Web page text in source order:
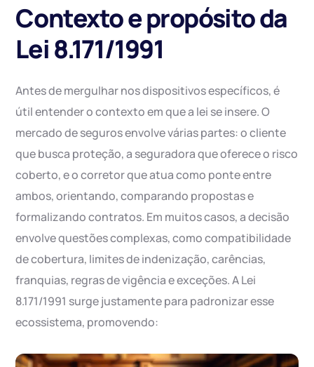
Contexto e propósito da
Lei 8.171/1991
Antes de mergulhar nos dispositivos específicos, é
útil entender o contexto em que a lei se insere. O
mercado de seguros envolve várias partes: o cliente
que busca proteção, a seguradora que oferece o risco
coberto, e o corretor que atua como ponte entre
ambos, orientando, comparando propostas e
formalizando contratos. Em muitos casos, a decisão
envolve questões complexas, como compatibilidade
de cobertura, limites de indenização, carências,
franquias, regras de vigência e exceções. A Lei
8.171/1991 surge justamente para padronizar esse
ecossistema, promovendo: